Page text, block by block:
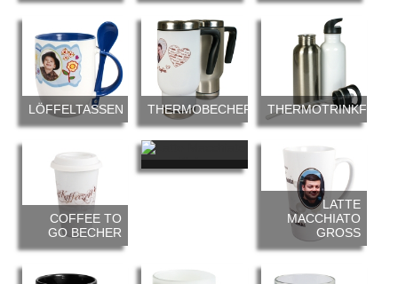
LÖFFELTASSEN THERMOBECHER
COFFEE TO
GO BECHER
LATTE
LATTE
MACCHIATO
GROSS